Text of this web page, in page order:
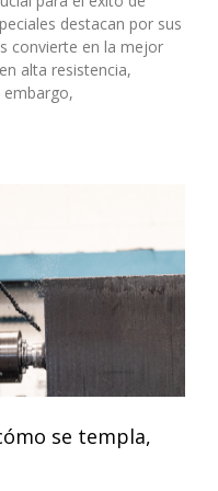
destacan por sus
convierte en la mejor
alta resistencia,
embargo,
se templa,